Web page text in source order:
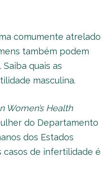
comumente atrelado
também podem
quais as
masculina.
Women’s Health
do Departamento
dos Estados
casos de infertilidade é